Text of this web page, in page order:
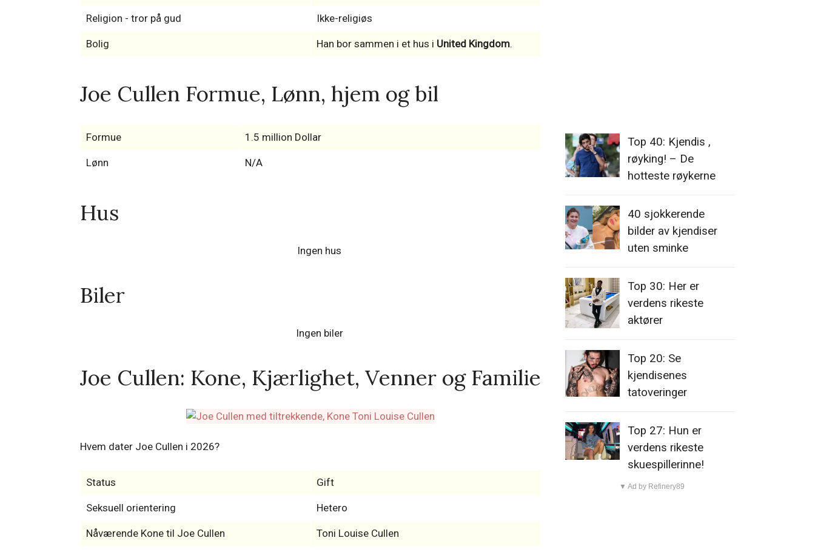
Religion - tror på gud Ikke-religiøs
Bolig Han bor sammen i et hus i United Kingdom.
Joe Cullen Formue, Lønn, hjem og bil
Formue 1.5 million Dollar
Lønn N/A
Hus
Ingen hus
Biler
Ingen biler
Joe Cullen: Kone, Kjærlighet, Venner og Familie
Hvem dater Joe Cullen i 2026?
Status Gift
Seksuell orientering Hetero
Nåværende Kone til Joe Cullen Toni Louise Cullen
Top 40: Kjendis ,
røyking! – De
hotteste røykerne
40 sjokkerende
bilder av kjendiser
uten sminke
Top 30: Her er
verdens rikeste
aktører
Top 20: Se
kjendisenes
tatoveringer
Top 27: Hun er
verdens rikeste
skuespillerinne!
▼ Ad by Refinery89